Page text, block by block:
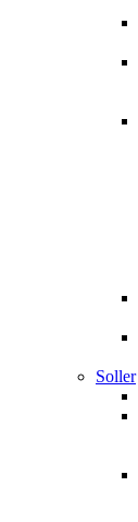
Soller